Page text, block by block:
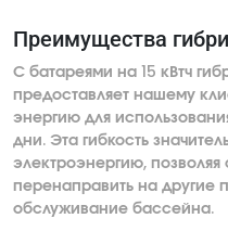
Преимущества
С батареями на 15 кВтч
предоставляет нашему
энергию для
дни. Эта гибкость
электроэнергию,
перенаправить на другие
обслуживание бассейна.